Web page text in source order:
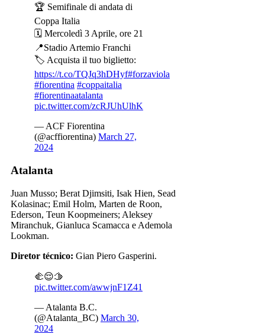
🏆 Semifinale di andata di
Coppa Italia
🗓️ Mercoledì 3 Aprile, ore 21
📍Stadio Artemio Franchi
🏷️ Acquista il tuo biglietto:
https://t.co/TQJq3hDHyf#forzaviola
#fiorentina #coppaitalia
#fiorentinaatalanta
pic.twitter.com/zcRJUhUlhK
— ACF Fiorentina
(@acffiorentina) March 27,
2024
Atalanta
Juan Musso; Berat Djimsiti, Isak Hien, Sead
Kolasinac; Emil Holm, Marten de Roon,
Ederson, Teun Koopmeiners; Aleksey
Miranchuk, Gianluca Scamacca e Ademola
Lookman.
Diretor técnico: Gian Piero Gasperini.
🫲😌🫱
pic.twitter.com/awwjnF1Z41
— Atalanta B.C.
(@Atalanta_BC) March 30,
2024